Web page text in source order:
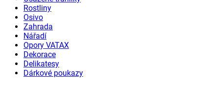
Rostliny
Osivo
Zahrada
Nářadí
Opory VATAX
Dekorace
Delikatesy
Dárkové poukazy